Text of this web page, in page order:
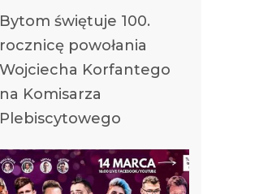
Bytom świętuje 100.
rocznicę powołania
Wojciecha Korfantego
na Komisarza
Plebiscytowego